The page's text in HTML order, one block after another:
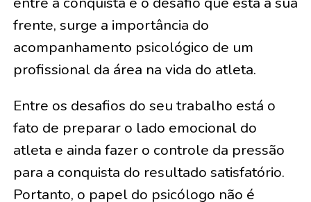
frente, surge a importância do
acompanhamento psicológico de um
profissional da área na vida do atleta.
Entre os desafios do seu trabalho está o
fato de preparar o lado emocional do
atleta e ainda fazer o controle da pressão
para a conquista do resultado satisfatório.
Portanto, o papel do psicólogo não é